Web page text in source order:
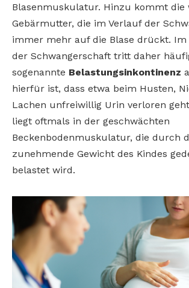
Blasenmuskulatur. Hinzu kommt die
Gebärmutter, die im Verlauf der
immer mehr auf die Blase drückt.
der Schwangerschaft tritt daher
sogenannte Belastungsinkontinenz
hierfür ist, dass etwa beim Husten,
Lachen unfreiwillig Urin verloren
liegt oftmals in der geschwächten
Beckenbodenmuskulatur, die durch
zunehmende Gewicht des Kindes
belastet wird.